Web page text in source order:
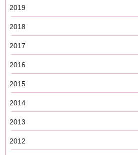
2019
2018
2017
2016
2015
2014
2013
2012